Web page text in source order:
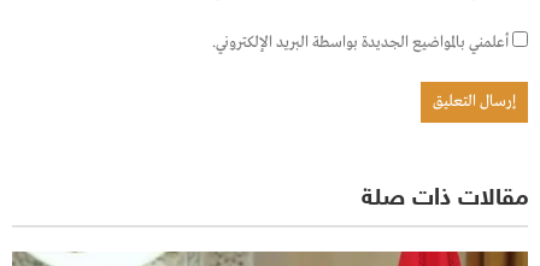
أعلمني بالمواضيع الجديدة بواسطة البريد الإلكتروني.
مقالات ذات صلة